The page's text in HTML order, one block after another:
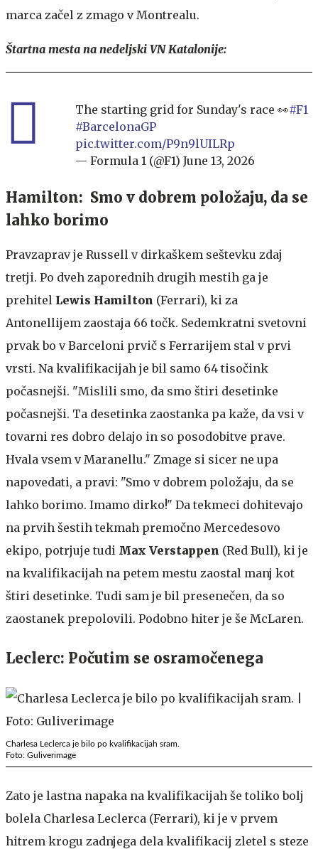
marca začel z zmago v Montrealu.
Štartna mesta na nedeljski VN Katalonije:
The starting grid for Sunday's race 👀#F1
#BarcelonaGP
pic.twitter.com/P9n9lUILRp
— Formula 1 (@F1) June 13, 2026
Hamilton: Smo v dobrem položaju, da se
lahko borimo
Pravzaprav je Russell v dirkaškem seštevku zdaj
tretji. Po dveh zaporednih drugih mestih ga je
prehitel Lewis Hamilton (Ferrari), ki za
Antonellijem zaostaja 66 točk. Sedemkratni svetovni
prvak bo v Barceloni prvič s Ferrarijem stal v prvi
vrsti. Na kvalifikacijah je bil samo 64 tisočink
počasnejši. "Mislili smo, da smo štiri desetinke
počasnejši. Ta desetinka zaostanka pa kaže, da vsi v
tovarni res dobro delajo in so posodobitve prave.
Hvala vsem v Maranellu." Zmage si sicer ne upa
napovedati, a pravi: "Smo v dobrem položaju, da se
lahko borimo. Imamo dirko!" Da tekmeci dohitevajo
na prvih šestih tekmah premočno Mercedesovo
ekipo, potrjuje tudi Max Verstappen (Red Bull), ki je
na kvalifikacijah na petem mestu zaostal manj kot
štiri desetinke. Tudi sam je bil presenečen, da so
zaostanek prepolovili. Podobno hiter je še McLaren.
Leclerc: Počutim se osramočenega
Charlesa Leclerca je bilo po kvalifikacijah sram.
Foto: Guliverimage
Zato je lastna napaka na kvalifikacijah še toliko bolj
bolela Charlesa Leclerca (Ferrari), ki je v prvem
hitrem krogu zadnjega dela kvalifikacij zletel s steze